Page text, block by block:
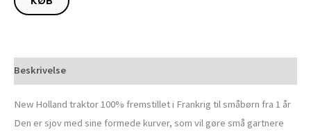
Beskrivelse
New Holland traktor 100% fremstillet i Frankrig til småbørn fra 1 år
Den er sjov med sine formede kurver, som vil gøre små gartnere